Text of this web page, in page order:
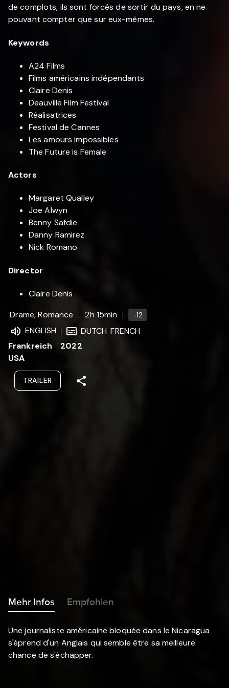
de complots, ils sont forcés de sortir du pays, en ne
pouvant compter que sur eux-mêmes.
Keywords
A24 Films
Films américains indépendants
Claire Denis
Deauville Film Festival
Réalisatrices
Festival de Cannes
Les amours impossibles
The Future is Female
Actors
Margaret Qualley
Joe Alwyn
Benny Safdie
Danny Ramirez
Nick Romano
Director
Claire Denis
Drame, Romance
2h 15min -12
ENGLISH DUTCH FRENCH
Frankreich
USA
2022
TRAILER
Mehr Infos Empfohlen
Une journaliste américaine bloquée dans le Nicaragua
s'éprend d'un Anglais qui semble être sa meilleure
chance de s'échapper.